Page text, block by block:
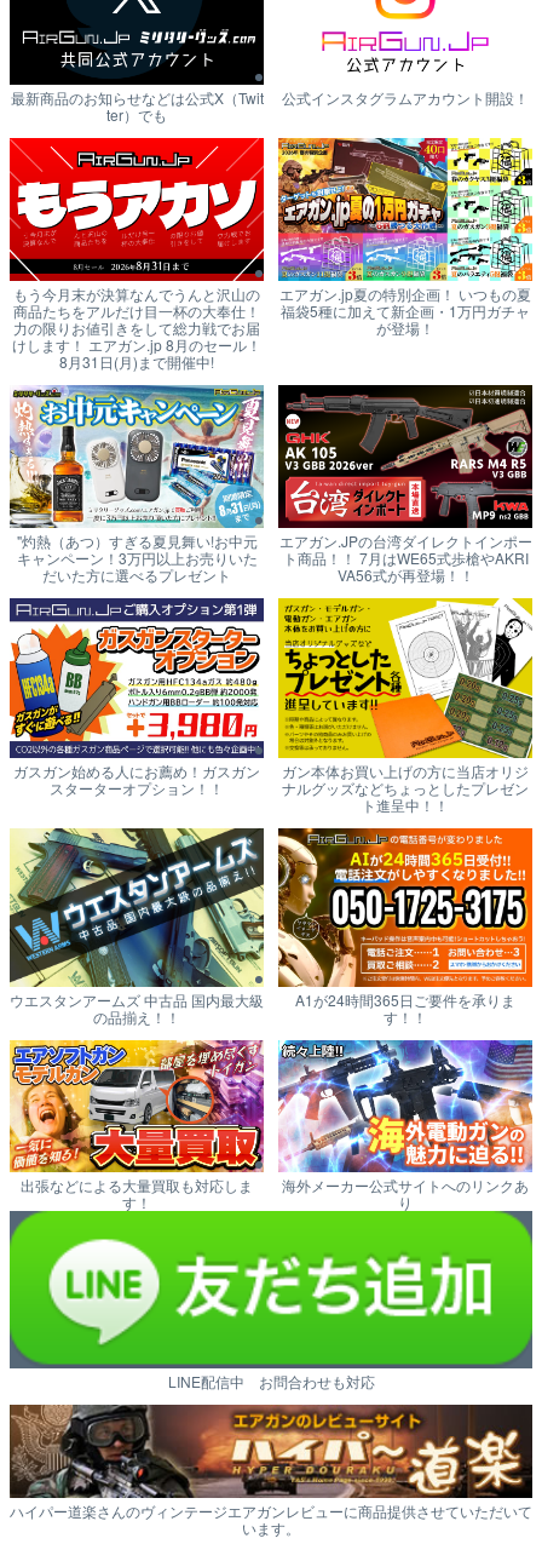
最新商品のお知らせなどは公式X（Twit
ter）でも
公式インスタグラムアカウント開設！
もう今月末が決算なんでうんと沢山の
商品たちをアルだけ目一杯の大奉仕！
力の限りお値引きをして総力戦でお届
けします！ エアガン.jp 8月のセール！
8月31日(月)まで開催中!
エアガン.jp夏の特別企画！ いつもの夏
福袋5種に加えて新企画・1万円ガチャ
が登場！
"灼熱（あつ）すぎる夏見舞い!お中元
キャンペーン！3万円以上お売りいた
だいた方に選べるプレゼント
エアガン.JPの台湾ダイレクトインポー
ト商品！！ 7月はWE65式歩槍やAKRI
VA56式が再登場！！
ガスガン始める人にお薦め！ガスガン
スターターオプション！！
ガン本体お買い上げの方に当店オリジ
ナルグッズなどちょっとしたプレゼン
ト進呈中！！
ウエスタンアームズ 中古品 国内最大級
の品揃え！！
A1が24時間365日ご要件を承りま
す！！
出張などによる大量買取も対応しま
す！
海外メーカー公式サイトへのリンクあ
り
LINE配信中 お問合わせも対応
ハイパー道楽さんのヴィンテージエアガンレビューに商品提供させていただいて
います。